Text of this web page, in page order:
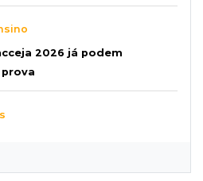
2026 já podem